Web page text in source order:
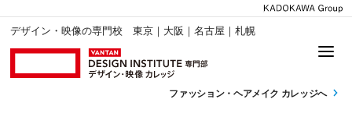
デザイン・映像の専門校 東京｜大阪｜名古屋｜札幌
ファッション・ ヘアメイク カレッジへ